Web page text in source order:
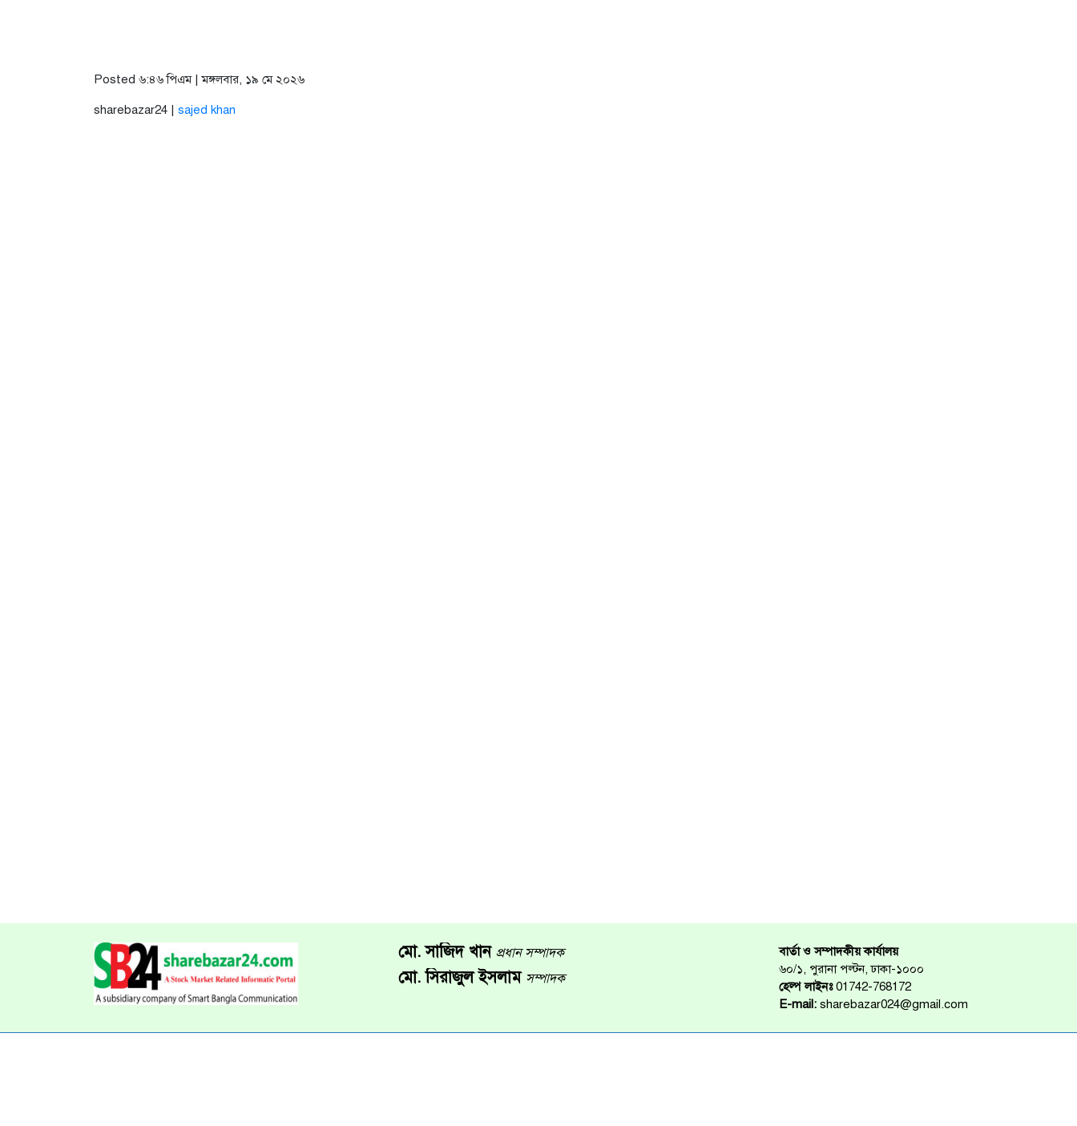
Posted ৬:৪৬ পিএম | মঙ্গলবার, ১৯ মে ২০২৬
sharebazar24 | sajed khan
মো. সাজিদ খান প্রধান সম্পাদক
মো. সিরাজুল ইসলাম সম্পাদক
বার্তা ও সম্পাদকীয় কার্যালয়
৬০/১, পুরানা পল্টন, ঢাকা-১০০০
হেল্প লাইনঃ01742-768172
E-mail: sharebazar024@gmail.com